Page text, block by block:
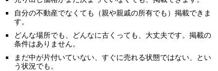
自分の不動産でなくても（親や親戚の所有でも）掲載できま
す。
どんな場所でも、どんなに古くっても、大丈夫です。掲載の
条件はありません。
まだ中が片付いていない、すぐに売れる状態ではない、とい
う状況でも。